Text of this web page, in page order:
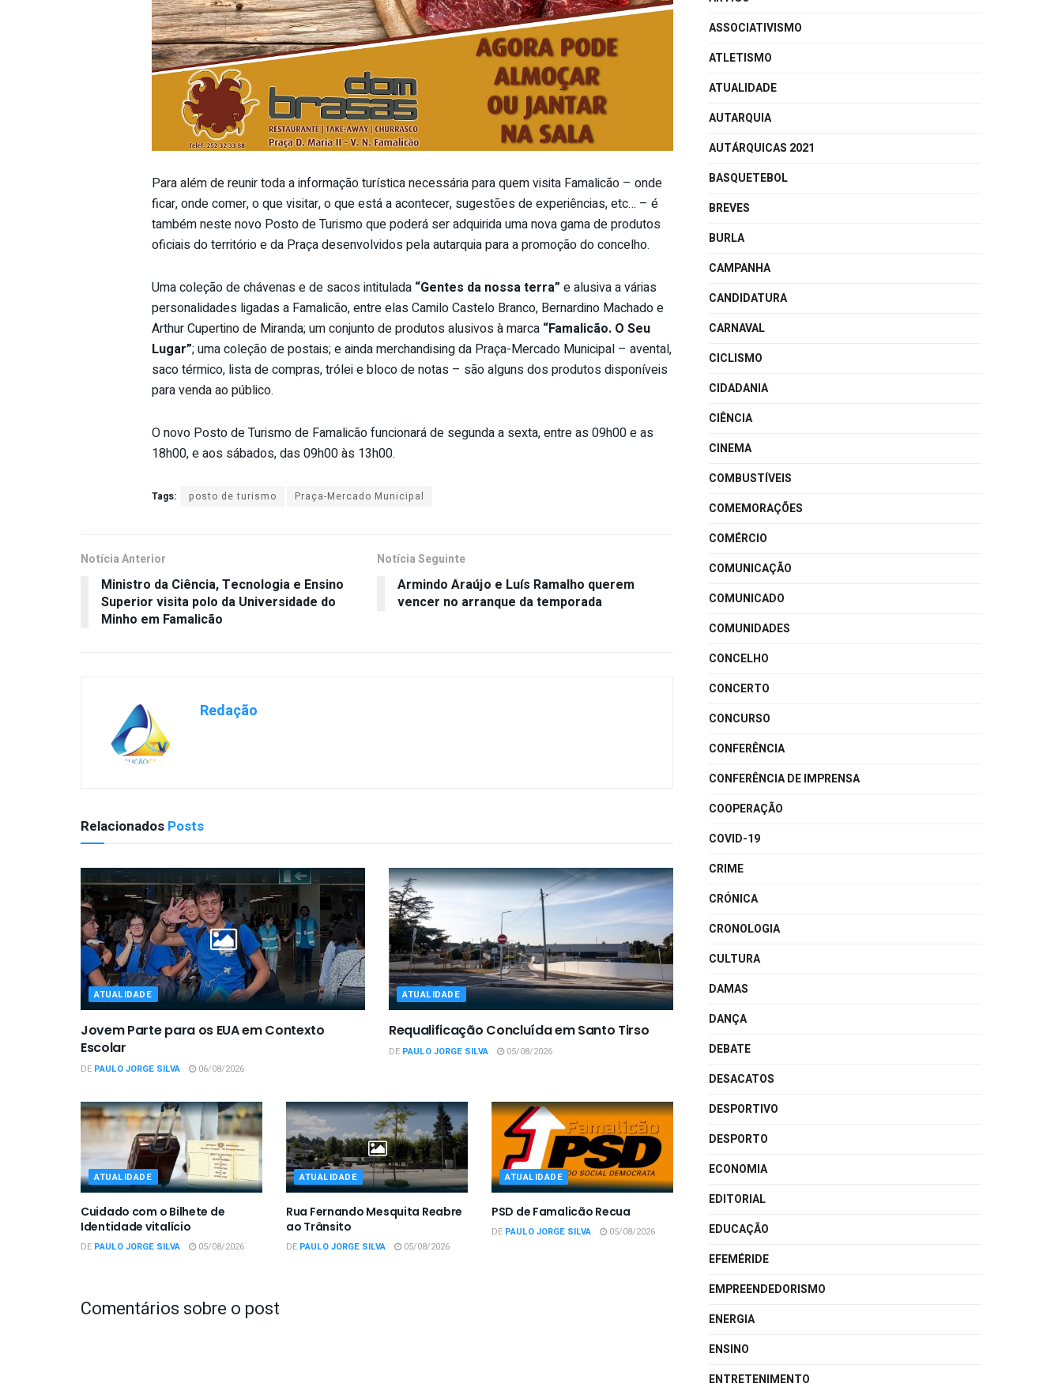
Para além de reunir toda a informação turística necessária para quem visita Famalicão – onde
ficar, onde comer, o que visitar, o que está a acontecer, sugestões de experiências, etc… – é
também neste novo Posto de Turismo que poderá ser adquirida uma nova gama de produtos
oficiais do território e da Praça desenvolvidos pela autarquia para a promoção do concelho.
Uma coleção de chávenas e de sacos intitulada “Gentes da nossa terra” e alusiva a várias
personalidades ligadas a Famalicão, entre elas Camilo Castelo Branco, Bernardino Machado e
Arthur Cupertino de Miranda; um conjunto de produtos alusivos à marca “Famalicão. O Seu
Lugar”; uma coleção de postais; e ainda merchandising da Praça-Mercado Municipal – avental,
saco térmico, lista de compras, trólei e bloco de notas – são alguns dos produtos disponíveis
para venda ao público.
O novo Posto de Turismo de Famalicão funcionará de segunda a sexta, entre as 09h00 e as
18h00, e aos sábados, das 09h00 às 13h00.
Tags: posto de turismo Praça-Mercado Municipal
Notícia Anterior
Ministro da Ciência, Tecnologia e Ensino
Superior visita polo da Universidade do
Minho em Famalicão
Notícia Seguinte
Armindo Araújo e Luís Ramalho querem
vencer no arranque da temporada
Redação
Relacionados Posts
ATUALIDADE
Jovem Parte para os EUA em Contexto
Escolar
DE PAULO JORGE SILVA 06/08/2026
ATUALIDADE
Requalificação Concluída em Santo Tirso
DE PAULO JORGE SILVA 05/08/2026
ATUALIDADE
Cuidado com o Bilhete de
Identidade vitalício
DE PAULO JORGE SILVA 05/08/2026
ATUALIDADE
Rua Fernando Mesquita Reabre
ao Trânsito
DE PAULO JORGE SILVA 05/08/2026
ATUALIDADE
PSD de Famalicão Recua
DE PAULO JORGE SILVA 05/08/2026
Comentários sobre o post
ASSOCIATIVISMO
ATLETISMO
ATUALIDADE
AUTARQUIA
AUTÁRQUICAS 2021
BASQUETEBOL
BREVES
BURLA
CAMPANHA
CANDIDATURA
CARNAVAL
CICLISMO
CIDADANIA
CIÊNCIA
CINEMA
COMBUSTÍVEIS
COMEMORAÇÕES
COMÉRCIO
COMUNICAÇÃO
COMUNICADO
COMUNIDADES
CONCELHO
CONCERTO
CONCURSO
CONFERÊNCIA
CONFERÊNCIA DE IMPRENSA
COOPERAÇÃO
COVID-19
CRIME
CRÓNICA
CRONOLOGIA
CULTURA
DAMAS
DANÇA
DEBATE
DESACATOS
DESPORTIVO
DESPORTO
ECONOMIA
EDITORIAL
EDUCAÇÃO
EFEMÉRIDE
EMPREENDEDORISMO
ENERGIA
ENSINO
ENTRETENIMENTO